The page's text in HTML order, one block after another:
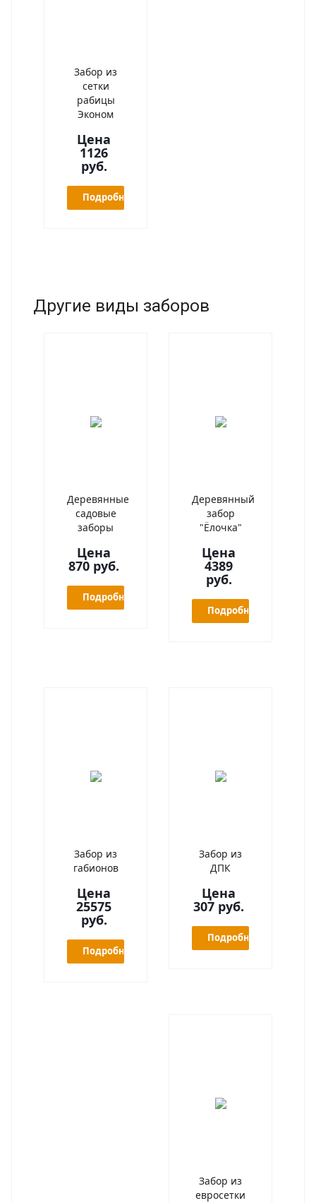
Забор из
сетки
рабицы
Эконом
Цена
1126
руб.
Подробнее
Другие виды заборов
Деревянные
садовые
заборы
Цена
870 руб.
Подробнее
Деревянный
забор
"Ёлочка"
Цена
4389
руб.
Подробнее
Забор из
габионов
Цена
25575
руб.
Подробнее
Забор из
ДПК
Цена
307 руб.
Подробнее
Забор из
евросетки